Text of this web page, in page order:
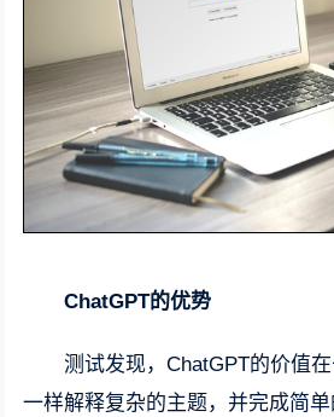
ChatGPT的优势
测试发现，ChatGPT的价值
一样解释复杂的主题，并完成简单